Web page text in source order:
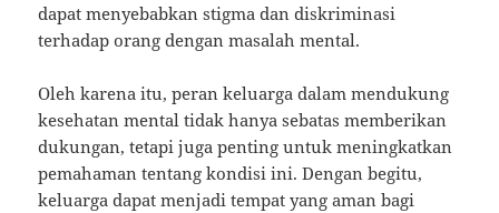
dapat menyebabkan stigma dan diskriminasi
terhadap orang dengan masalah mental.
Oleh karena itu, peran keluarga dalam mendukung
kesehatan mental tidak hanya sebatas memberikan
dukungan, tetapi juga penting untuk meningkatkan
pemahaman tentang kondisi ini. Dengan begitu,
keluarga dapat menjadi tempat yang aman bagi